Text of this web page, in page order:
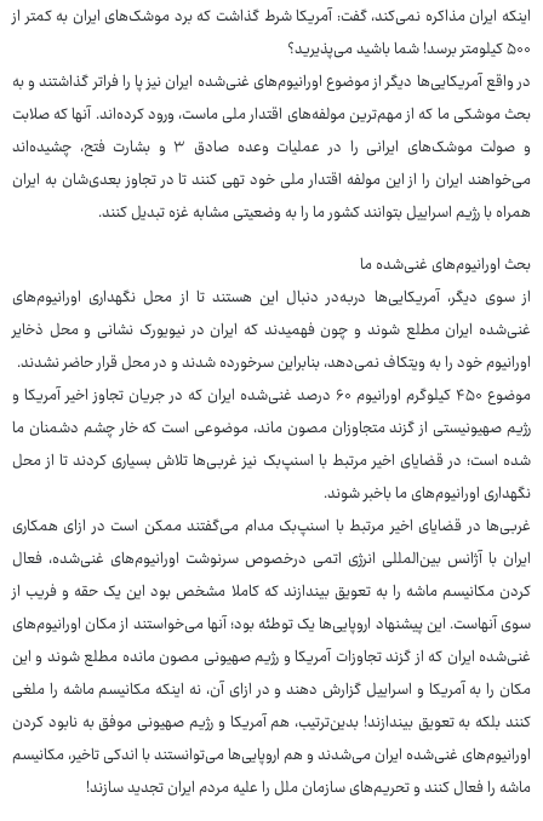
اینکه ایران مذاکره نمی‌کند، گفت: آمریکا شرط گذاشت که برد موشک‌های ایران به کمتر از
۵۰۰ کیلومتر برسد! شما باشید می‌پذیرید؟
در واقع آمریکایی‌ها دیگر از موضوع اورانیوم‌های غنی‌شده ایران نیز پا را فراتر گذاشتند و به
بحث موشکی ما که از مهم‌ترین مولفه‌های اقتدار ملی ماست، ورود کرده‌اند. آنها که صلابت
و صولت موشک‌های ایرانی را در عملیات وعده صادق ۳ و بشارت فتح، چشیده‌اند
می‌خواهند ایران را از این مولفه اقتدار ملی خود تهی کنند تا در تجاوز بعدی‌شان به ایران
همراه با رژیم اسراییل بتوانند کشور ما را به وضعیتی مشابه غزه تبدیل کنند.
بحث اورانیوم‌های غنی‌شده ما
از سوی دیگر، آمریکایی‌ها دربه‌در دنبال این هستند تا از محل نگهداری اورانیوم‌های
غنی‌شده ایران مطلع شوند و چون فهمیدند که ایران در نیویورک نشانی و محل ذخایر
اورانیوم خود را به ویتکاف نمی‌دهد، بنابراین سرخورده شدند و در محل قرار حاضر نشدند.
موضوع ۴۵۰ کیلوگرم اورانیوم ۶۰ درصد غنی‌شده ایران که در جریان تجاوز اخیر آمریکا و
رژیم صهیونیستی از گزند متجاوزان مصون ماند، موضوعی است که خار چشم دشمنان ما
شده است؛ در قضایای اخیر مرتبط با اسنپ‌بک نیز غربی‌ها تلاش بسیاری کردند تا از محل
نگهداری اورانیوم‌های ما باخبر شوند.
غربی‌ها در قضایای اخیر مرتبط با اسنپ‌بک مدام می‌گفتند ممکن است در ازای همکاری
ایران با آژانس بین‌المللی انرژی اتمی درخصوص سرنوشت اورانیوم‌های غنی‌شده، فعال
کردن مکانیسم ماشه را به تعویق بیندازند که کاملا مشخص بود این یک حقه و فریب از
سوی آنهاست. این پیشنهاد اروپایی‌ها یک توطئه بود؛ آنها می‌خواستند از مکان اورانیوم‌های
غنی‌شده ایران که از گزند تجاوزات آمریکا و رژیم صهیونی مصون مانده مطلع شوند و این
مکان را به آمریکا و اسراییل گزارش دهند و در ازای آن، نه اینکه مکانیسم ماشه را ملغی
کنند بلکه به تعویق بیندازند! بدین‌ترتیب، هم آمریکا و رژیم صهیونی موفق به نابود کردن
اورانیوم‌های غنی‌شده ایران می‌شدند و هم اروپایی‌ها می‌توانستند با اندکی تاخیر، مکانیسم
ماشه را فعال کنند و تحریم‌های سازمان ملل را علیه مردم ایران تجدید سازند!